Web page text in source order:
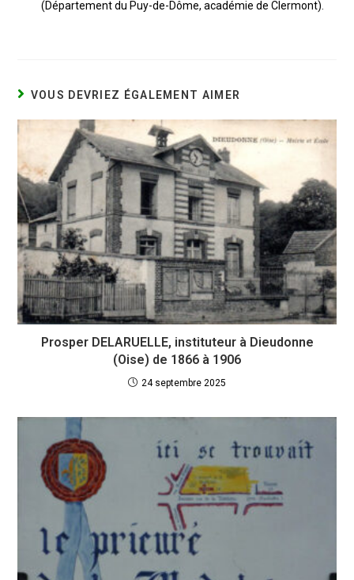
(Département du Puy-de-Dôme, académie de Clermont).
VOUS DEVRIEZ ÉGALEMENT AIMER
Prosper DELARUELLE, instituteur à Dieudonne
(Oise) de 1866 à 1906
24 septembre 2025